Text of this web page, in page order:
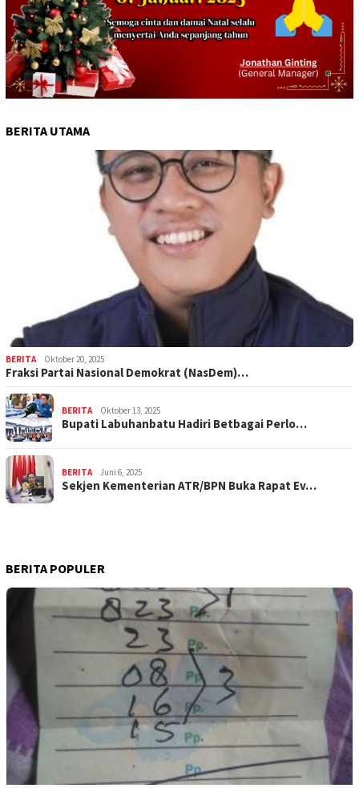
BERITA UTAMA
BERITA Oktober 20, 2025
Fraksi Partai Nasional Demokrat (NasDem)…
BERITA Oktober 13, 2025
Bupati Labuhanbatu Hadiri Betbagai Perlo…
BERITA Juni 6, 2025
Sekjen Kementerian ATR/BPN Buka Rapat Ev…
BERITA POPULER